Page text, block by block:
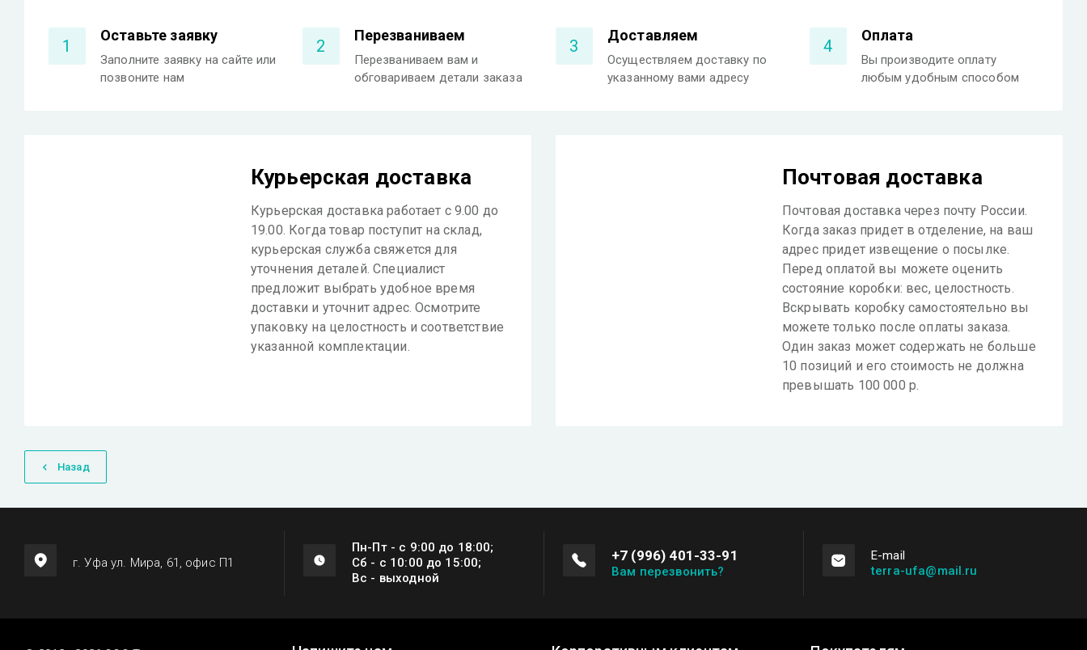
1
Оставьте заявку
Заполните заявку на сайте или
позвоните нам
2
Перезваниваем
Перезваниваем вам и
обговариваем детали заказа
3
Доставляем
Осуществляем доставку по
указанному вами адресу
4
Оплата
Вы производите оплату
любым удобным способом
Курьерская доставка
Курьерская доставка работает с 9.00 до
19.00. Когда товар поступит на склад,
курьерская служба свяжется для
уточнения деталей. Специалист
предложит выбрать удобное время
доставки и уточнит адрес. Осмотрите
упаковку на целостность и соответствие
указанной комплектации.
Почтовая доставка
Почтовая доставка через почту России.
Когда заказ придет в отделение, на ваш
адрес придет извещение о посылке.
Перед оплатой вы можете оценить
состояние коробки: вес, целостность.
Вскрывать коробку самостоятельно вы
можете только после оплаты заказа.
Один заказ может содержать не больше
10 позиций и его стоимость не должна
превышать 100 000 р.
Назад
г. Уфа ул. Мира, 61, офис П1
Пн-Пт - с 9:00 до 18:00;
Сб - с 10:00 до 15:00;
Вс - выходной
+7 (996) 401-33-91
Вам перезвонить?
Е-mail
terra-ufa@mail.ru